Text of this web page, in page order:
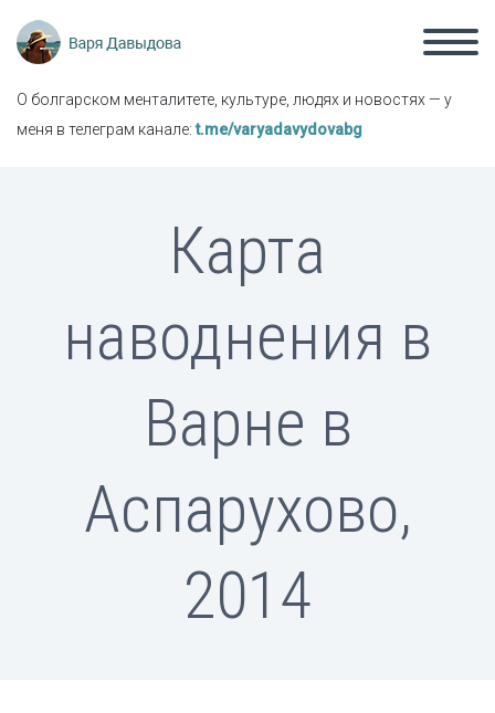
О болгарском менталитете, культуре, людях и новостях — у
меня в телеграм канале:t.me/varyadavydovabg
Карта
наводнения в
Варне в
Аспарухово,
2014